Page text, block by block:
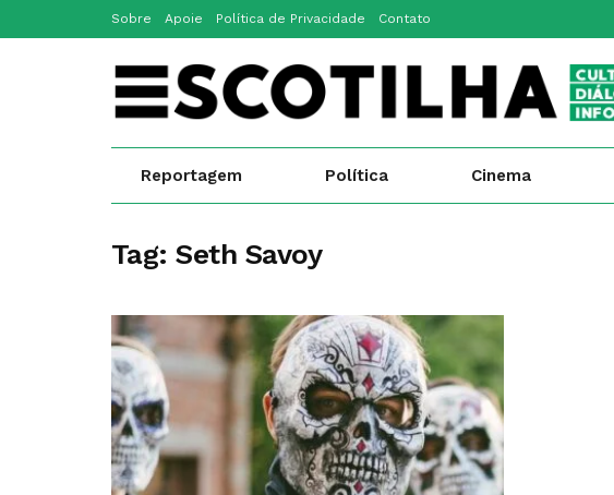
Sobre Apoie Política de Privacidade Contato
Reportagem Política Cinema
Tag:Seth Savoy